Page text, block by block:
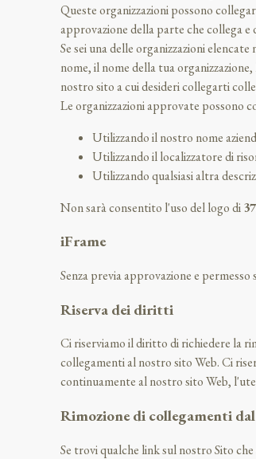
Queste organizzazioni possono
approvazione della parte che collega
Se sei una delle organizzazioni
nome, il nome della tua
nostro sito a cui desideri collegarti
Le organizzazioni approvate possono
Utilizzando il nostro nome
Utilizzando il localizzatore di
Utilizzando qualsiasi altra
Non sarà consentito l'uso del logo di
iFrame
Senza previa approvazione e
Riserva dei diritti
Ci riserviamo il diritto di richiedere la
collegamenti al nostro sito Web. Ci
continuamente al nostro sito Web,
Rimozione di collegamenti
Se trovi qualche link sul nostro Sito